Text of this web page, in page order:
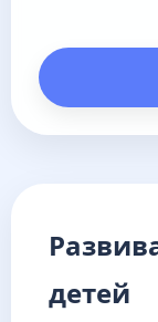
детей